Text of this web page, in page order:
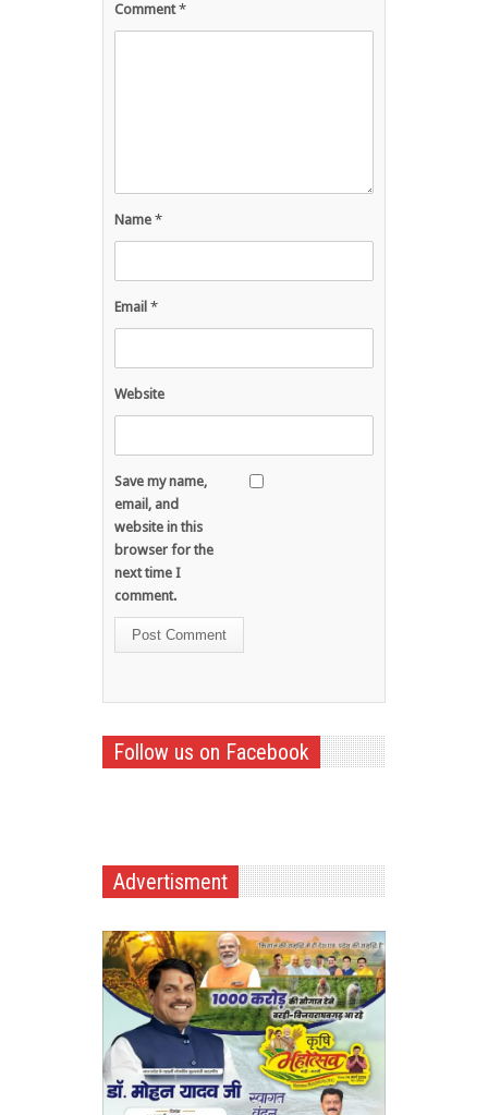
Comment*
Name *
Email *
Website
Save my name,
email, and
website in this
browser for the
next time I
comment.
Follow us on Facebook
Advertisment